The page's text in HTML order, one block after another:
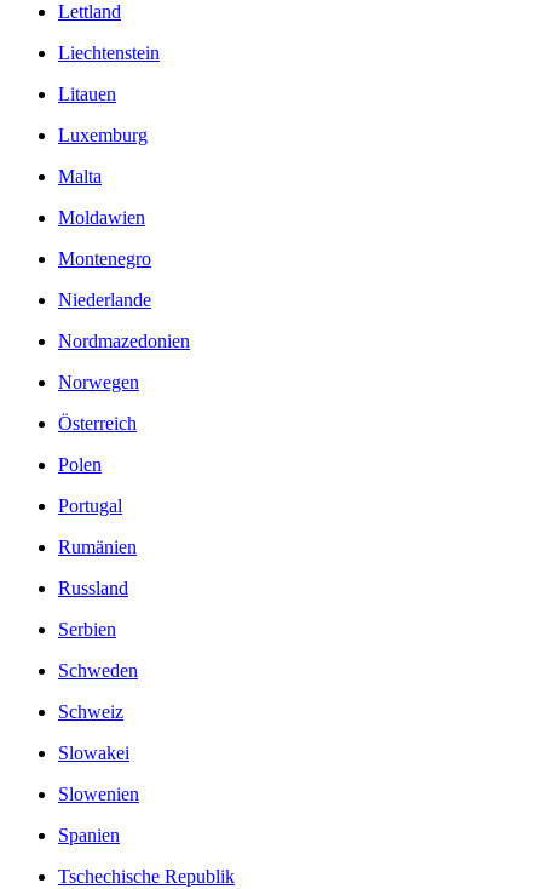
Lettland
Liechtenstein
Litauen
Luxemburg
Malta
Moldawien
Montenegro
Niederlande
Nordmazedonien
Norwegen
Österreich
Polen
Portugal
Rumänien
Russland
Serbien
Schweden
Schweiz
Slowakei
Slowenien
Spanien
Tschechische Republik